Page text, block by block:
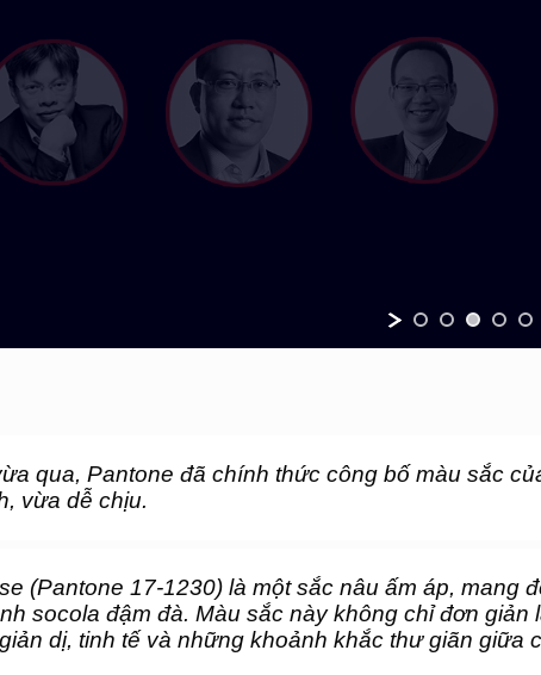
qua, Pantone đã chính thức công bố màu sắc
vừa dễ chịu.
(Pantone 17-1230) là một sắc nâu ấm áp, mang
socola đậm đà. Màu sắc này không chỉ đơn
dị, tinh tế và những khoảnh khắc thư giãn giữa